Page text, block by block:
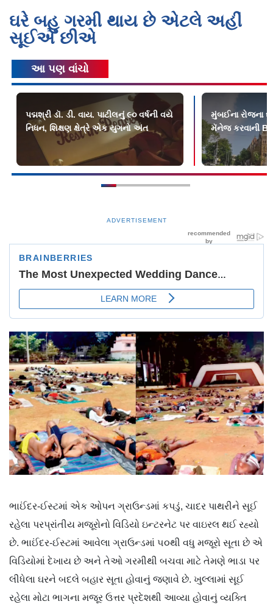
ઘરે બહુ ગરમી થાય છે એટલે અહીં
સૂઈએ છીએ
આ પણ વાંચો
પદ્મશ્રી ડૉ. ડી. વાય. પાટીલનું ૯૦ વર્ષની વયે
નિધન, શિક્ષણ ક્ષેત્રે એક યુગનો અંત
મુંબઈના રોજના
મૅનેજ કરવાની
ADVERTISEMENT
ભાઈંદર-ઈસ્ટમાં એક ઓપન ગ્રાઉન્ડમાં કપડું, ચાદર પાથરીને સૂઈ
રહેલા પરપ્રાંતીય મજૂરોનો ‌વિડિયો ઇન્ટરનેટ પર વાઇરલ થઈ રહ્યો
છે. ભાઈંદર-ઈસ્ટમાં આવેલા ગ્રાઉન્ડમાં ૫૦થી વધુ મજૂરો સૂતા છે એ
વિડિયોમાં દેખાય છે અને તેઓ ગરમીથી બચવા માટે તેમણે ભાડા પર
લીધેલા ઘરને બદલે બહાર સૂતા હોવાનું જણાવે છે. ખુલ્લામાં સૂઈ
રહેલા મોટા ભાગના મજૂર ઉત્તર પ્રદેશથી આવ્યા હોવાનું વ્યક્તિ